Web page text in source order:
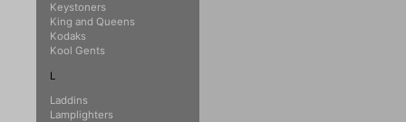
Keystoners
King and Queens
Kodaks
Kool Gents
L
Laddins
Lamplighters